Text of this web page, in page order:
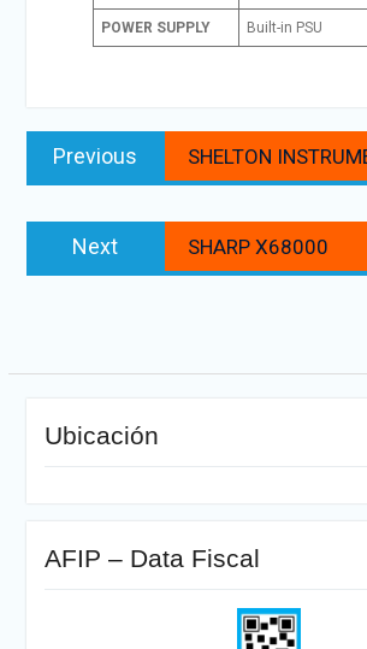
POWER SUPPLY Built-in PSU
Navegación
Previous
post:
SHELTON
Next
post:
SHARP X68000
Ubicación
AFIP – Data Fiscal